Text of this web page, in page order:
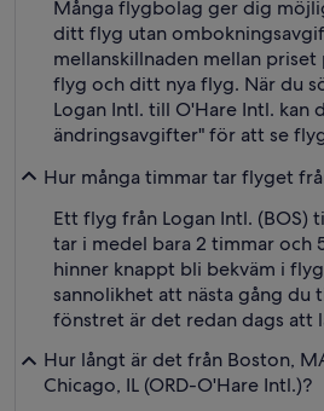
Många flygbolag ger dig
ditt flyg utan
mellanskillnaden mellan
flyg och ditt nya flyg. När du
Logan Intl. till O'Hare Intl. kan
ändringsavgifter" för att se
Hur många timmar tar flyget
Ett flyg från Logan Intl. (BOS)
tar i medel bara 2 timmar och
hinner knappt bli bekväm i
sannolikhet att nästa gång du
fönstret är det redan dags att
Hur långt är det från Boston,
Chicago, IL (ORD-O'Hare Intl.)?